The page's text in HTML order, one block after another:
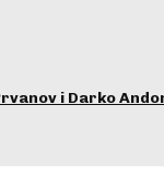
Prvanov i Darko